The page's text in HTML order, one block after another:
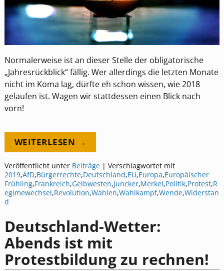
Normalerweise ist an dieser Stelle der obligatorische
„Jahresrückblick“ fällig. Wer allerdings die letzten Monate
nicht im Koma lag, dürfte eh schon wissen, wie 2018
gelaufen ist. Wagen wir stattdessen einen Blick nach
vorn!
WEITERLESEN →
Veröffentlicht unter Beiträge| Verschlagwortet mit
2019,AfD,Bürgerrechte,Deutschland,EU,Europa,Europäischer
Frühling,Frankreich,Gelbwesten,Juncker,Merkel,Politik,Protest,R
egimewechsel,Revolution,Wahlen,Wahlkampf,Wende,Widerstan
d
Deutschland-Wetter:
Abends ist mit
Protestbildung zu rechnen!